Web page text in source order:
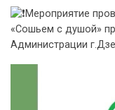
Мероприятие
«Сошьем с душой»
Администрации